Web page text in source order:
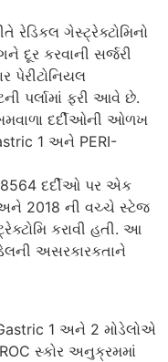
રેડિકલ ગેસ્ટ્રેક્ટોમિનો
દૂર કરવાની સર્જરી
પેરીટોનિયલ
પર્લામાં ફરી આવે છે.
દર્દીઓની ઓળખ
1 અને PERI-
8564 દર્દીઓ પર એક
2018 ની વચ્ચે સ્ટેજ
કરાવી હતી. આ
અસરકારકતાને
1 અને 2 મોડેલોએ
સ્કોર અનુક્રમમાં